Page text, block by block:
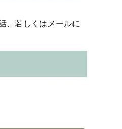
、若しくはメールに